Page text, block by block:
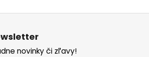
novinky či zľavy!